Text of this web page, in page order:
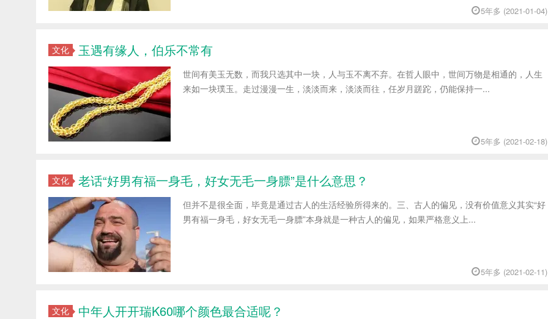
5年多 (2021-01-04)
文化 玉遇有缘人，伯乐不常有
世间有美玉无数，而我只选其中一块，人与玉不离不弃。在哲人眼中，世间万物是相通的，人生
来如一块璞玉。走过漫漫一生，淡淡而来，淡淡而往，任岁月蹉跎，仍能保持一...
5年多 (2021-02-18)
文化 老话“好男有福一身毛，好女无毛一身膘”是什么意思？
但并不是很全面，毕竟是通过古人的生活经验所得来的。三、古人的偏见，没有价值意义其实“好
男有福一身毛，好女无毛一身膘”本身就是一种古人的偏见，如果严格意义上...
5年多 (2021-02-11)
文化 中年人开开瑞K60哪个颜色最合适呢？